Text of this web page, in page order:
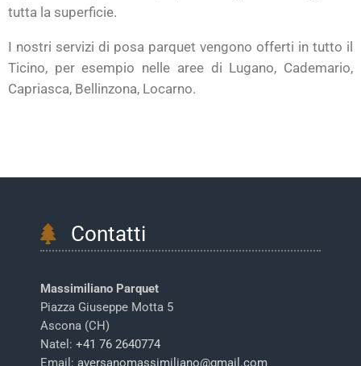
tutta la superficie.
I nostri servizi di posa parquet vengono offerti in tutto il
Ticino, per esempio nelle aree di Lugano, Cademario,
Capriasca, Bellinzona, Locarno.
Contatti
Massimiliano Parquet
Piazza Giuseppe Motta 5
Ascona (CH)
Natel: +41 76 2640774
Email: aversanomassimiliano@gmail.com